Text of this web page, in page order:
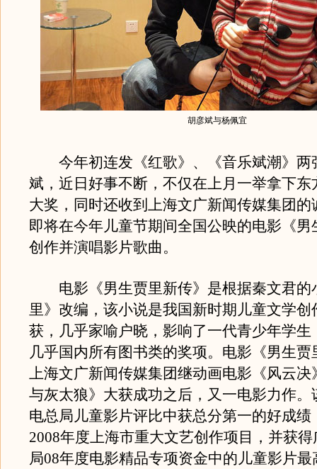
胡彦斌与杨佩宜
今年初连发《红歌》、《音乐斌潮》两
斌，近日好事不断，不仅在上月一举拿下东
大奖，同时还收到上海文广新闻传媒集团的
即将在今年儿童节期间全国公映的电影《男
创作并演唱影片歌曲。
电影《男生贾里新传》是根据秦文君的
里》改编，该小说是我国新时期儿童文学创
获，几乎家喻户晓，影响了一代青少年学生
几乎国内所有图书类的奖项。电影《男生贾
上海文广新闻传媒集团继动画电影《风云决
与灰太狼》大获成功之后，又一电影力作。
电总局儿童影片评比中获总分第一的好成绩
2008年度上海市重大文艺创作项目，并获
局08年度电影精品专项资金中的儿童影片